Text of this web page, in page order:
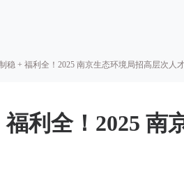
稳 + 福利全！2025 南京生态环境局招高层次人才
利全！2025 南